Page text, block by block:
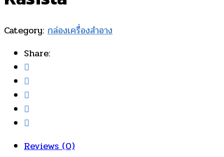
Category: กล่องเครื่องสำอาง
Share:
Reviews (0)